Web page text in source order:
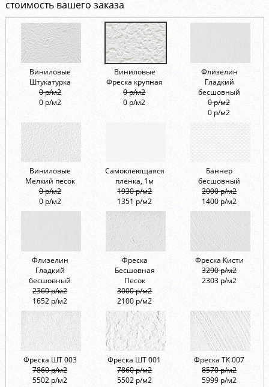
стоимость вашего заказа
Виниловые
Штукатурка
0 р/м2
0 р/м2
Виниловые
Фреска крупная
0 р/м2
0 р/м2
Флизелин
Гладкий
бесшовный
0 р/м2
0 р/м2
Виниловые
Мелкий песок
0 р/м2
0 р/м2
Самоклеющаяся
пленка, 1м
1930 р/м2
1351 р/м2
Баннер
бесшовный
2000 р/м2
1400 р/м2
Флизелин
Гладкий
бесшовный
2360 р/м2
1652 р/м2
Фреска
Бесшовная
Песок
3000 р/м2
2100 р/м2
Фреска Кисти
3290 р/м2
2303 р/м2
Фреска ШТ 003
7860 р/м2
5502 р/м2
Фреска ШТ 001
7860 р/м2
5502 р/м2
Фреска ТК 007
8570 р/м2
5999 р/м2